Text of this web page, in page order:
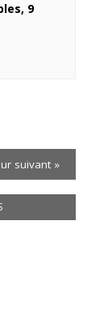
9
suivant »